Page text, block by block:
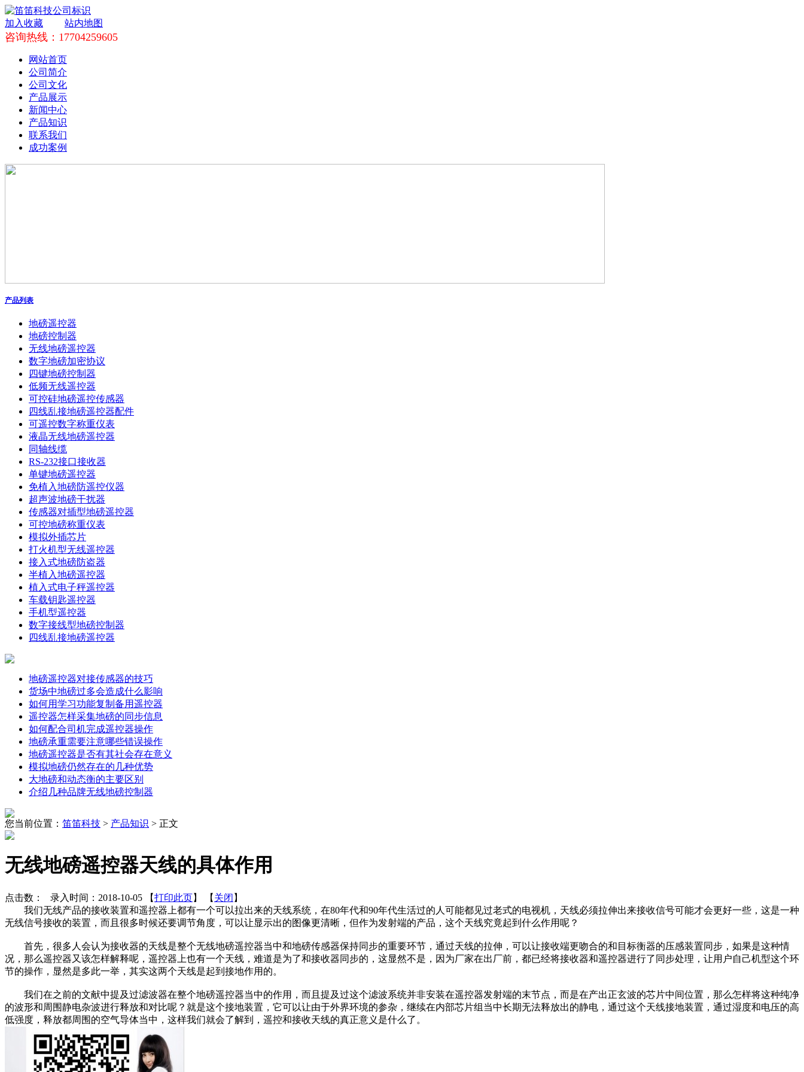
加入收藏 站内地图
咨询热线：17704259605
网站首页
公司简介
公司文化
产品展示
新闻中心
产品知识
联系我们
成功案例
产品列表
地磅遥控器
地磅控制器
无线地磅遥控器
数字地磅加密协议
四键地磅控制器
低频无线遥控器
可控硅地磅遥控传感器
四线乱接地磅遥控器配件
可遥控数字称重仪表
液晶无线地磅遥控器
同轴线缆
RS-232接口接收器
单键地磅遥控器
免植入地磅防遥控仪器
超声波地磅干扰器
传感器对插型地磅遥控器
可控地磅称重仪表
模拟外插芯片
打火机型无线遥控器
接入式地磅防盗器
半植入地磅遥控器
植入式电子秤遥控器
车载钥匙遥控器
手机型遥控器
数字接线型地磅控制器
四线乱接地磅遥控器
地磅遥控器对接传感器的技巧
货场中地磅过多会造成什么影响
如何用学习功能复制备用遥控器
遥控器怎样采集地磅的同步信息
如何配合司机完成遥控器操作
地磅承重需要注意哪些错误操作
地磅遥控器是否有其社会存在意义
模拟地磅仍然存在的几种优势
大地磅和动态衡的主要区别
介绍几种品牌无线地磅控制器
您当前位置： 笛笛科技 > 产品知识 > 正文
无线地磅遥控器天线的具体作用
点击数： 录入时间：2018-10-05 【打印此页】 【 关闭 】
我们无线产品的接收装置和遥控器上都有一个可以拉出来的天线系统，在80年代和90年代生活过的人可能都见过老式的电视机，天线必须拉伸出来接收信号可能才会更好一些，这是一种
无线信号接收的装置，而且很多时候还要调节角度，可以让显示出的图像更清晰，但作为发射端的产品，这个天线究竟起到什么作用呢？
首先，很多人会认为接收器的天线是整个无线地磅遥控器当中和地磅传感器保持同步的重要环节，通过天线的拉伸，可以让接收端更吻合的和目标衡器的压感装置同步，如果是这种情
况，那么遥控器又该怎样解释呢，遥控器上也有一个天线，难道是为了和接收器同步的，这显然不是，因为厂家在出厂前，都已经将接收器和遥控器进行了同步处理，让用户自己机型这个环
节的操作，显然是多此一举，其实这两个天线是起到接地作用的。
我们在之前的文献中提及过滤波器在整个地磅遥控器当中的作用，而且提及过这个滤波系统并非安装在遥控器发射端的末节点，而是在产出正玄波的芯片中间位置，那么怎样将这种纯净
的波形和周围静电杂波进行释放和对比呢？就是这个接地装置，它可以让由于外界环境的参杂，继续在内部芯片组当中长期无法释放出的静电，通过这个天线接地装置，通过湿度和电压的高
低强度，释放都周围的空气导体当中，这样我们就会了解到，遥控和接收天线的真正意义是什么了。